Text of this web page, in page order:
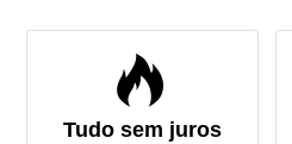
Tudo sem juros